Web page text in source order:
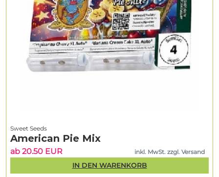
Sweet Seeds
American Pie Mix
ab 20.50 EUR inkl. MwSt. zzgl. Versand
IN DEN WARENKORB